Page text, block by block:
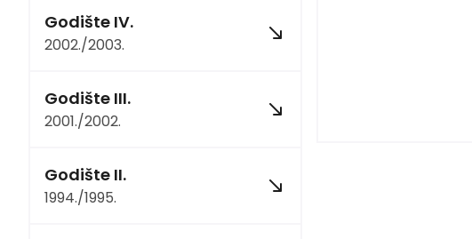
Godište IV.
2002./2003.
Godište III.
2001./2002.
Godište II.
1994./1995.